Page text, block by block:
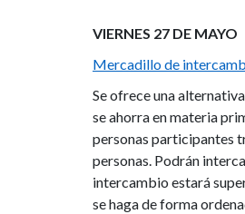
VIERNES 27 DE MAYO
Mercadillo de
Se ofrece una
se ahorra en materia
personas participantes
personas. Podrán
intercambio estará
se haga de forma